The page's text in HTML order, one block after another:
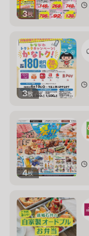
3枚
3枚
4枚